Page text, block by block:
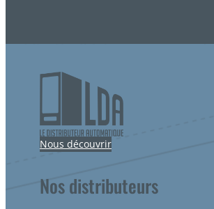
Nous découvrir
Nos distributeurs